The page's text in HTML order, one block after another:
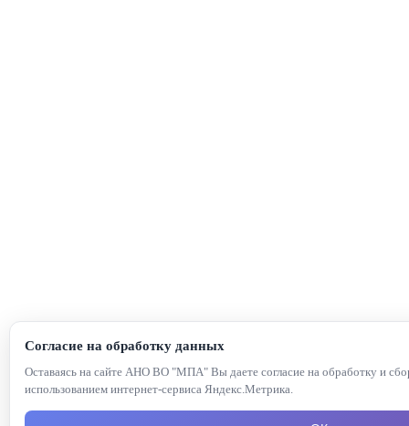
Согласие на обработку данных
Оставаясь на сайте АНО ВО "МПА" Вы даете согласие на обработку и
использованием интернет-сервиса Яндекс.Метрика.